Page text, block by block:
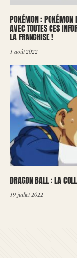
POKÉMON : POKÉMON
AVEC TOUTES CES
LA FRANCHISE !
1 août 2022
DRAGON BALL : LA
19 juillet 2022